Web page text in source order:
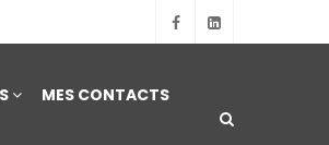
MES CONTACTS